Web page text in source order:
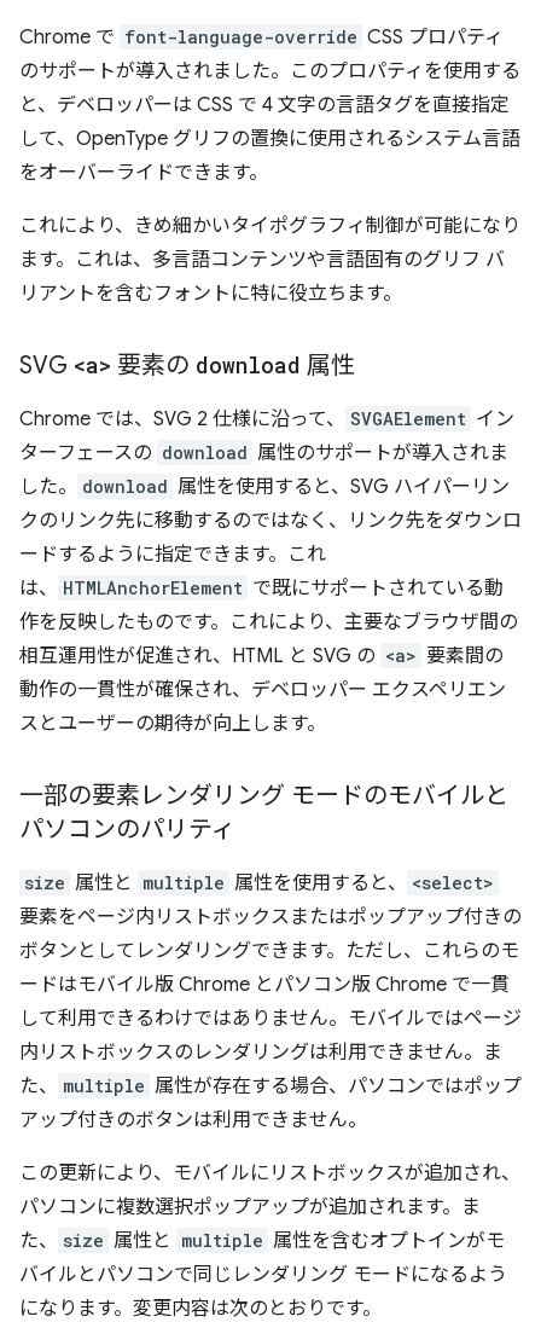
Chrome で font-language-override CSS プロパティ
のサポートが導入されました。このプロパティを使用する
と、デベロッパーは CSS で 4 文字の言語タグを直接指定
して、OpenType グリフの置換に使用されるシステム言語
をオーバーライドできます。
これにより、きめ細かいタイポグラフィ制御が可能になり
ます。これは、多言語コンテンツや言語固有のグリフ バ
リアントを含むフォントに特に役立ちます。
SVG <a> 要素の download 属性
Chrome では、SVG 2 仕様に沿って、 SVGAElement イン
ターフェースの download 属性のサポートが導入されま
した。
download 属性を使用すると、SVG ハイパーリン
クのリンク先に移動するのではなく、リンク先をダウンロ
ードするように指定できます。これ
は、
HTMLAnchorElement で既にサポートされている動
作を反映したものです。これにより、主要なブラウザ間の
相互運用性が促進され、HTML と SVG の <a> 要素間の
動作の一貫性が確保され、デベロッパー エクスペリエン
スとユーザーの期待が向上します。
一部の要素レンダリング モードのモバイルと
パソコンのパリティ
size 属性と multiple 属性を使用すると、 <select>
要素をページ内リストボックスまたはポップアップ付きの
ボタンとしてレンダリングできます。ただし、これらのモ
ードはモバイル版 Chrome とパソコン版 Chrome で一貫
して利用できるわけではありません。モバイルではページ
内リストボックスのレンダリングは利用できません。ま
た、
multiple 属性が存在する場合、パソコンではポップ
アップ付きのボタンは利用できません。
この更新により、モバイルにリストボックスが追加され、
パソコンに複数選択ポップアップが追加されます。ま
た、
size 属性と multiple 属性を含むオプトインがモ
バイルとパソコンで同じレンダリング モードになるよう
になります。変更内容は次のとおりです。